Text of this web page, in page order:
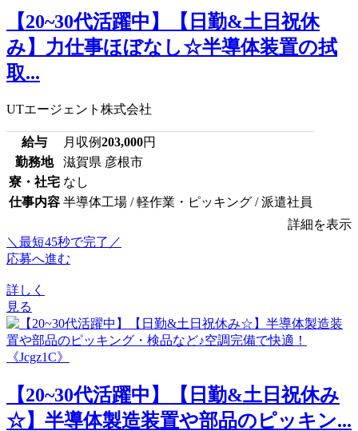
【20~30代活躍中】【日勤&土日祝休
み】力仕事ほぼなし☆半導体装置の拭
取...
UTエージェント株式会社
給与 月収例203,000円
勤務地
滋賀県 彦根市
寮・社宅 なし
仕事内容 半導体工場 / 軽作業・ピッキング / 派遣社員
詳細を表示
＼最短45秒で完了／
応募へ進む
詳しく
見る
【20~30代活躍中】【日勤&土日祝休み
☆】半導体製造装置や部品のピッキン...